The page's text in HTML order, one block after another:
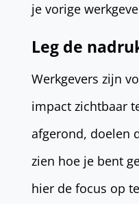
je vorige
Leg de
Werkgevers zijn
impact zichtbaar
afgerond, doelen
zien hoe je bent
hier de focus op